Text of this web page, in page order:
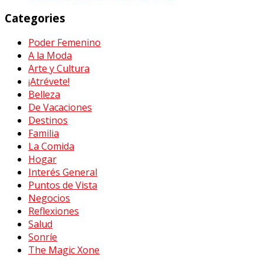
Categories
Poder Femenino
A la Moda
Arte y Cultura
¡Atrévete!
Belleza
De Vacaciones
Destinos
Familia
La Comida
Hogar
Interés General
Puntos de Vista
Negocios
Reflexiones
Salud
Sonríe
The Magic Xone